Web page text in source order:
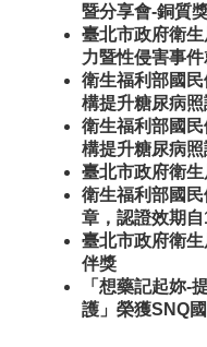
暨分享會-銅質
臺北市政府衛
力暨性侵害事
衛生福利部國
構提升糖尿病
衛生福利部國
構提升糖尿病
臺北市政府衛
衛生福利部國
章，認證效期自
臺北市政府衛
伴獎
「想藥記起妳-
護」榮獲SNQ